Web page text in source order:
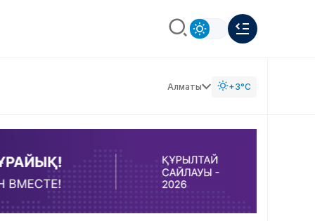
Алматы +3°C